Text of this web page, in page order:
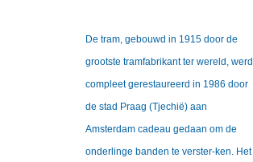
De tram, gebouwd in 1915 door de
grootste tramfabrikant ter wereld, werd
compleet gerestaureerd in 1986 door
de stad Praag (Tjechië) aan
Amsterdam cadeau gedaan om de
onderlinge banden te verster-ken. Het